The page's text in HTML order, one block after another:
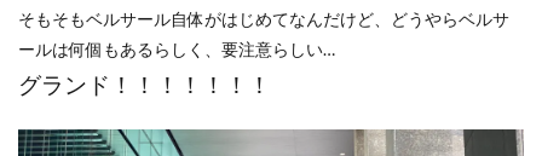
そもそもベルサール自体がはじめてなんだけど、どうやらベルサ
ールは何個もあるらしく、要注意らしい…
グランド！！！！！！！